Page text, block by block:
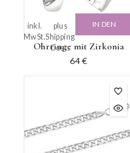
Ohrringe mit Zirkonia
64€
inkl.
MwSt.
plus
Shipping
Costs
IN DEN